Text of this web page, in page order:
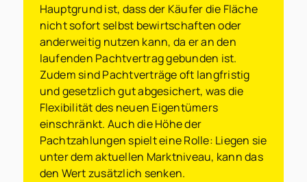
Hauptgrund ist, dass der Käufer die Fläche
nicht sofort selbst bewirtschaften oder
anderweitig nutzen kann, da er an den
laufenden Pachtvertrag gebunden ist.
Zudem sind Pachtverträge oft langfristig
und gesetzlich gut abgesichert, was die
Flexibilität des neuen Eigentümers
einschränkt. Auch die Höhe der
Pachtzahlungen spielt eine Rolle: Liegen sie
unter dem aktuellen Marktniveau, kann das
den Wert zusätzlich senken.